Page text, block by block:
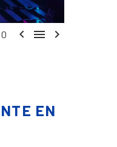
0   
EN